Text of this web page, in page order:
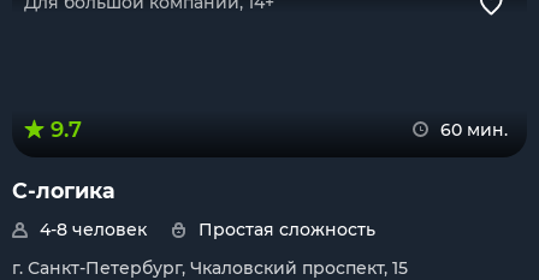
9.7 60 мин.
С-логика
4-8 человек
Простая сложность
г. Санкт-Петербург, Чкаловский проспект, 15